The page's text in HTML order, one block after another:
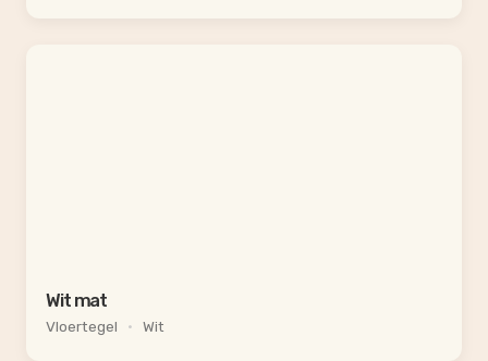
Wit mat
Vloertegel • Wit